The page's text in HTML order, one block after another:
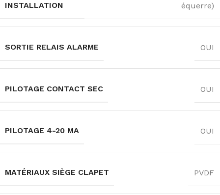
INSTALLATION
équerre)
SORTIE RELAIS ALARME OUI
PILOTAGE CONTACT SEC OUI
PILOTAGE 4-20 MA OUI
MATÉRIAUX SIÈGE CLAPET PVDF